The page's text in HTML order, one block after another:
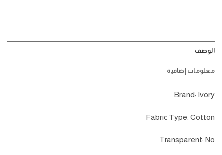
الوصف
معلومات إضافية
Brand: Ivory
Fabric Type: Cotton
Transparent: No